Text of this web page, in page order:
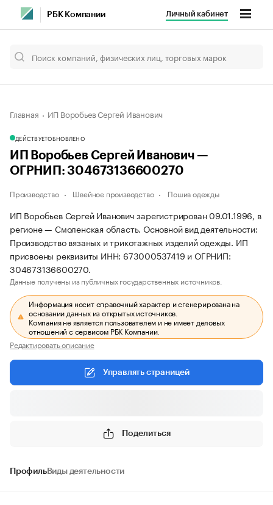
РБК Компании Личный кабинет
Главная ИП Воробьев Сергей Иванович
ДЕЙСТВУЕТОБНОВЛЕНО
ИП Воробьев Сергей Иванович —
ОГРНИП: 304673136600270
Производство Швейное производство Пошив одежды
ИП Воробьев Сергей Иванович зарегистрирован 09.01.1996, в
регионе — Смоленская область. Основной вид деятельности:
Производство вязаных и трикотажных изделий одежды. ИП
присвоены реквизиты ИНН: 673000537419 и ОГРНИП:
304673136600270.
Данные получены из публичных государственных источников.
Информация носит справочный характер и сгенерирована на
основании данных из открытых источников.
Компания не является пользователем и не имеет деловых
отношений с сервисом РБК Компании.
Редактировать описание
Управлять страницей
Поделиться
ПрофильВиды деятельности